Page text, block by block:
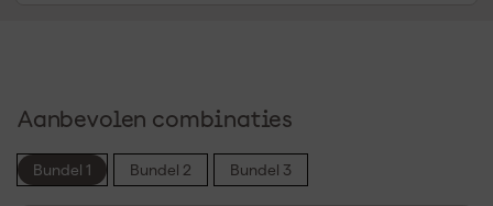
Aanbevolen combinaties
Bundel 1 Bundel 2 Bundel 3